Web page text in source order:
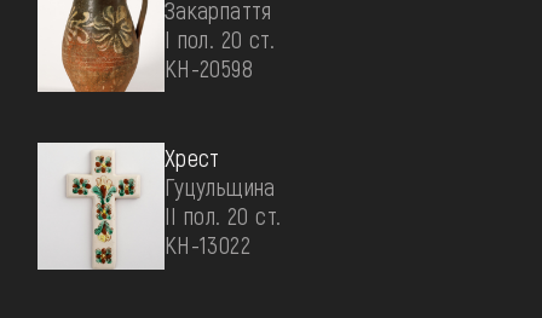
Закарпаття
І пол. 20 ст.
КН-20598
Хрест
Гуцульщина
II пол. 20 ст.
КН-13022